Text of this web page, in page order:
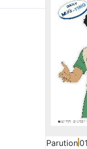
Parution